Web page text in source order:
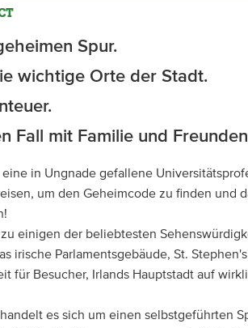
Spur.
wichtige Orte der Stadt.
Fall mit Familie und
eine in Ungnade gefallene
um den Geheimcode zu finden und
zu einigen der beliebtesten
irische Parlamentsgebäude, St.
für Besucher, Irlands Hauptstadt auf
es sich um einen selbstgeführten